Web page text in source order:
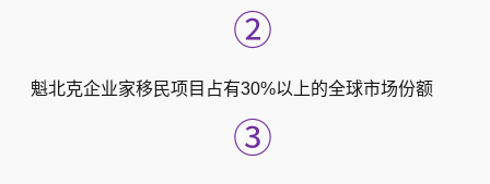
②
魁北克企业家移民项目占有30%以上的全球市场份额
③